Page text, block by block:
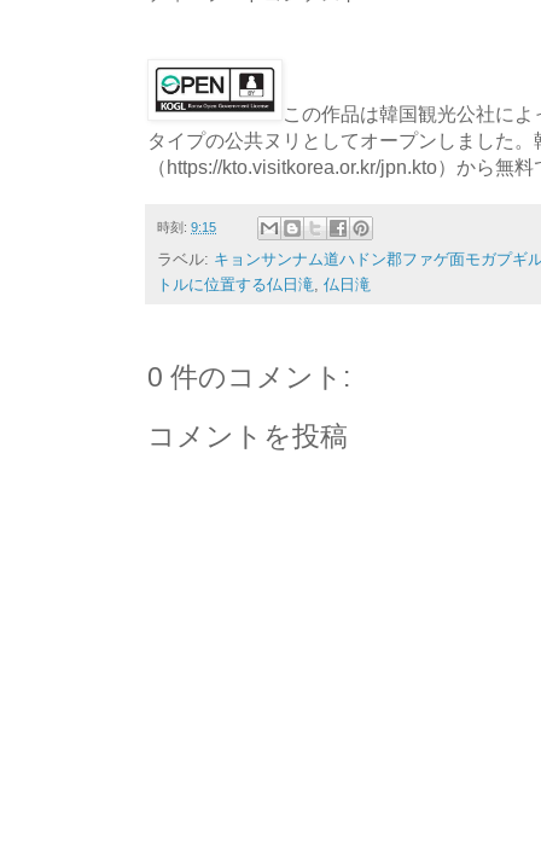
この作品は韓国観光公社に
タイプの公共ヌリとしてオープンしました。
（https://kto.visitkorea.or.kr/jpn.kto）から無
時刻: 9:15
ラベル: キョンサンナム道ハドン郡ファゲ面モガプギ
トルに位置する仏日滝, 仏日滝
0 件のコメント:
コメントを投稿